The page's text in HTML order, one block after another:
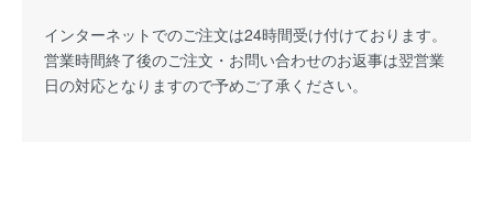
インターネットでのご注文は24時間受け付けております。
営業時間終了後のご注文・お問い合わせのお返事は翌営業
日の対応となりますので予めご了承ください。